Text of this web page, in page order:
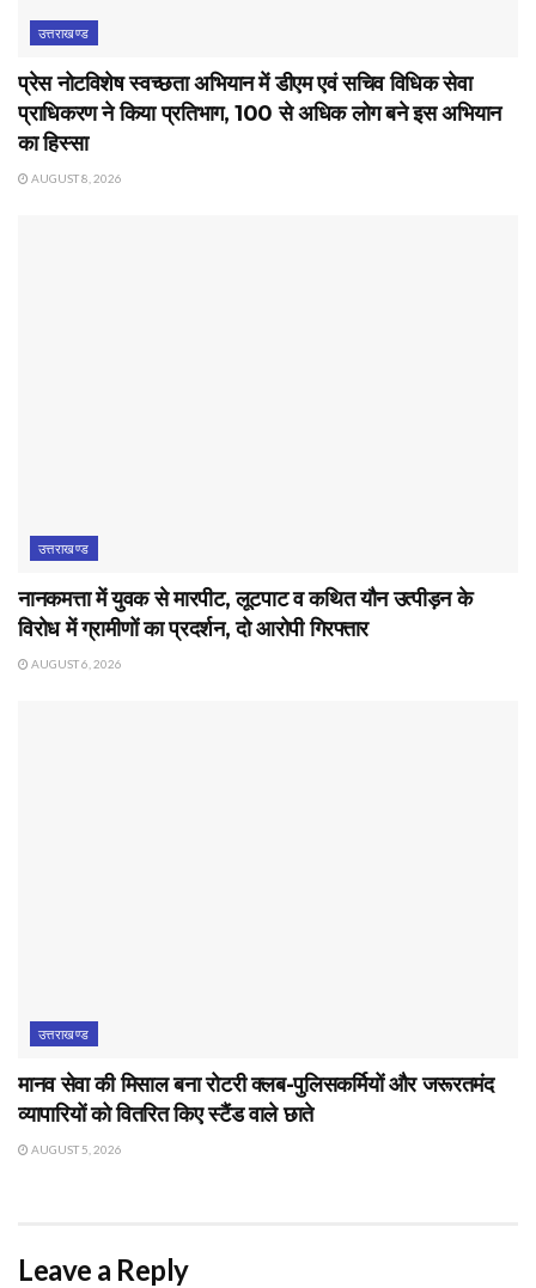
उत्तराखण्ड
प्रेस नोटविशेष स्वच्छता अभियान में डीएम एवं सचिव विधिक सेवा
प्राधिकरण ने किया प्रतिभाग, 100 से अधिक लोग बने इस अभियान
का हिस्सा
AUGUST 8, 2026
उत्तराखण्ड
नानकमत्ता में युवक से मारपीट, लूटपाट व कथित यौन उत्पीड़न के
विरोध में ग्रामीणों का प्रदर्शन, दो आरोपी गिरफ्तार
AUGUST 6, 2026
उत्तराखण्ड
मानव सेवा की मिसाल बना रोटरी क्लब-पुलिसकर्मियों और जरूरतमंद
व्यापारियों को वितरित किए स्टैंड वाले छाते
AUGUST 5, 2026
Leave a Reply